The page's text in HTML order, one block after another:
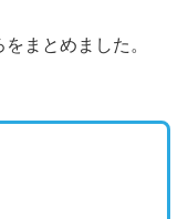
まとめました。